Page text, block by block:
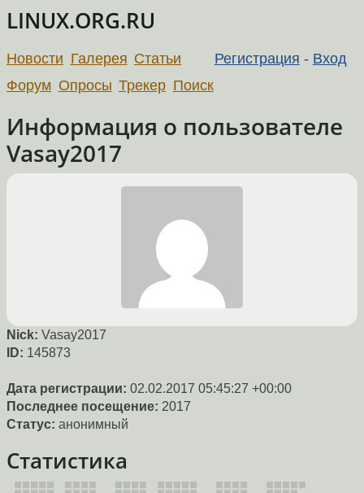
LINUX.ORG.RU
Регистрация - Вход
Новости Галерея Статьи
Форум Опросы Трекер Поиск
Информация о пользователе
Vasay2017
Nick: Vasay2017
ID: 145873
Дата регистрации: 02.02.2017 05:45:27 +00:00
Последнее посещение: 2017
Статус: анонимный
Статистика